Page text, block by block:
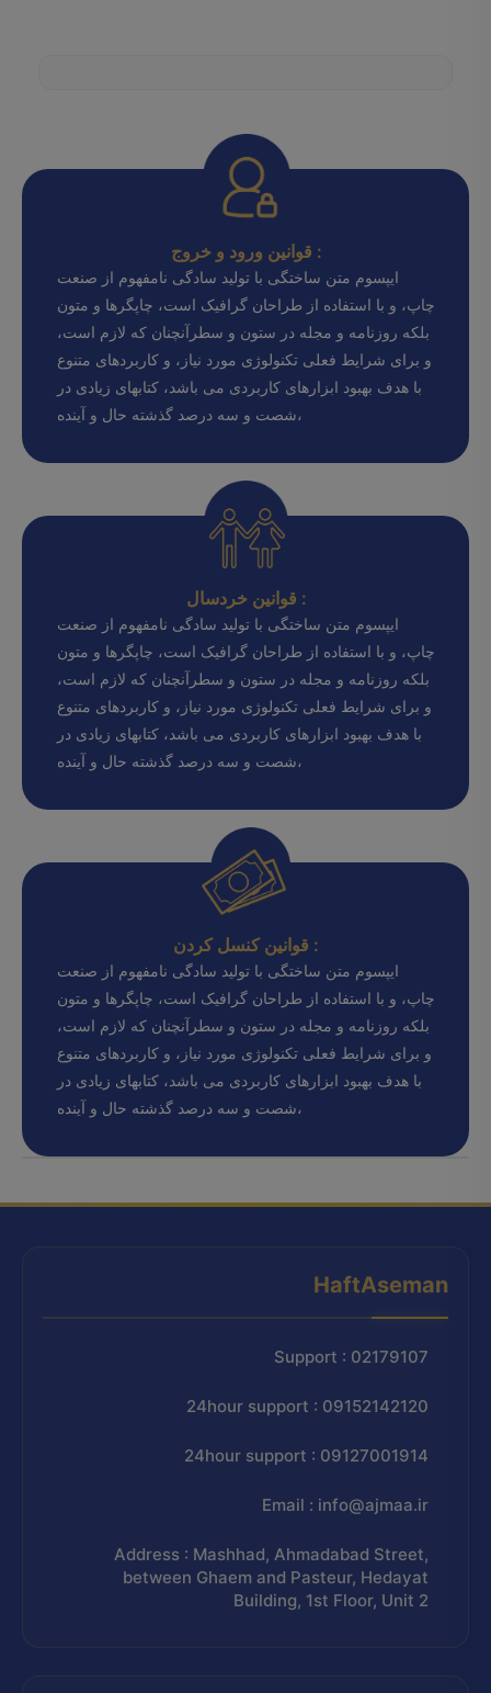
قوانین ورود و خروج :
ایپسوم متن ساختگی با تولید سادگی نامفهوم از صنعت
چاپ، و با استفاده از طراحان گرافیک است، چاپگرها و متون
بلکه روزنامه و مجله در ستون و سطرآنچنان که لازم است،
و برای شرایط فعلی تکنولوژی مورد نیاز، و کاربردهای متنوع
با هدف بهبود ابزارهای کاربردی می باشد، کتابهای زیادی در
شصت و سه درصد گذشته حال و آینده،
قوانین خردسال :
ایپسوم متن ساختگی با تولید سادگی نامفهوم از صنعت
چاپ، و با استفاده از طراحان گرافیک است، چاپگرها و متون
بلکه روزنامه و مجله در ستون و سطرآنچنان که لازم است،
و برای شرایط فعلی تکنولوژی مورد نیاز، و کاربردهای متنوع
با هدف بهبود ابزارهای کاربردی می باشد، کتابهای زیادی در
شصت و سه درصد گذشته حال و آینده،
قوانین کنسل کردن :
ایپسوم متن ساختگی با تولید سادگی نامفهوم از صنعت
چاپ، و با استفاده از طراحان گرافیک است، چاپگرها و متون
بلکه روزنامه و مجله در ستون و سطرآنچنان که لازم است،
و برای شرایط فعلی تکنولوژی مورد نیاز، و کاربردهای متنوع
با هدف بهبود ابزارهای کاربردی می باشد، کتابهای زیادی در
شصت و سه درصد گذشته حال و آینده،
HaftAseman
Support : 02179107
24hour support : 09152142120
24hour support : 09127001914
Email : info@ajmaa.ir
Address : Mashhad, Ahmadabad Street,
between Ghaem and Pasteur, Hedayat
Building, 1st Floor, Unit 2